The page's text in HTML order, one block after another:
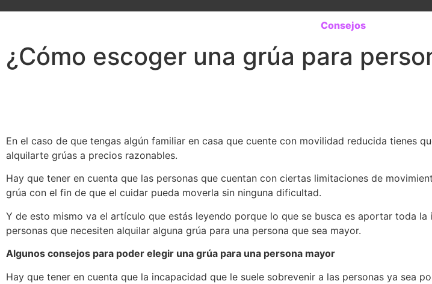
Consejos
¿Cómo escoger una grúa para
En el caso de que tengas algún familiar en casa que cuente con movilidad reducida tienes
alquilarte grúas a precios razonables.
Hay que tener en cuenta que las personas que cuentan con ciertas limitaciones de
grúa con el fin de que el cuidar pueda moverla sin ninguna dificultad.
Y de esto mismo va el artículo que estás leyendo porque lo que se busca es aportar toda
personas que necesiten alquilar alguna grúa para una persona que sea mayor.
Algunos consejos para poder elegir una grúa para una persona mayor
Hay que tener en cuenta que la incapacidad que le suele sobrevenir a las personas ya sea